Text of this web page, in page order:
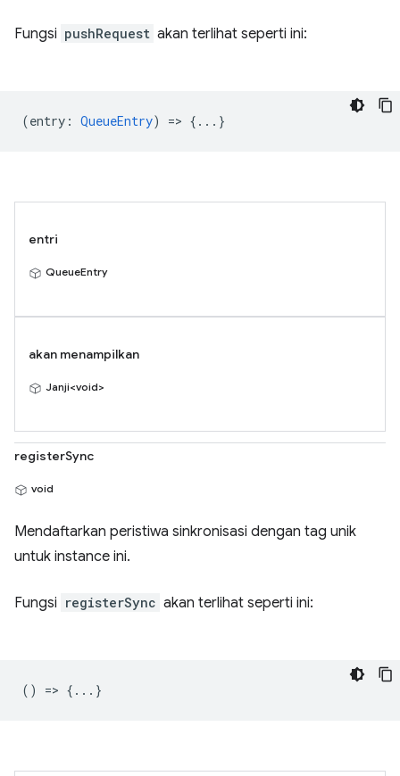
Fungsi pushRequest akan terlihat seperti ini:
(entry : QueueEntry) => {...}
entri
QueueEntry
akan menampilkan
Janji<void>
registerSync
void
Mendaftarkan peristiwa sinkronisasi dengan tag unik
untuk instance ini.
Fungsi registerSync akan terlihat seperti ini:
() => {...}